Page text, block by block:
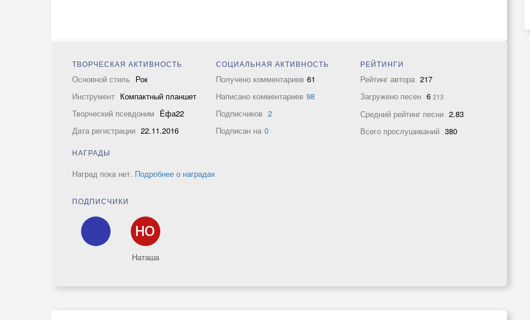
ТВОРЧЕСКАЯ АКТИВНОСТЬ
Основной стиль Рок
Инструмент Компактный планшет
Творческий псевдоним Ёфа22
Дата регистрации 22.11.2016
СОЦИАЛЬНАЯ АКТИВНОСТЬ
Получено комментариев 61
Написано комментариев 98
Подписчиков 2
Подписан на 0
РЕЙТИНГИ
Рейтинг автора 217
Загружено песен 6 213
Средний рейтинг песни 2.83
Всего прослушиваний 380
НАГРАДЫ
Наград пока нет. Подробнее о наградах
ПОДПИСЧИКИ
Наташа